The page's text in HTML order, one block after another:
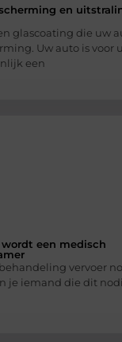
en
glascoating die uw
Uw auto is voor u
een
een medisch
vervoer
je iemand die dit